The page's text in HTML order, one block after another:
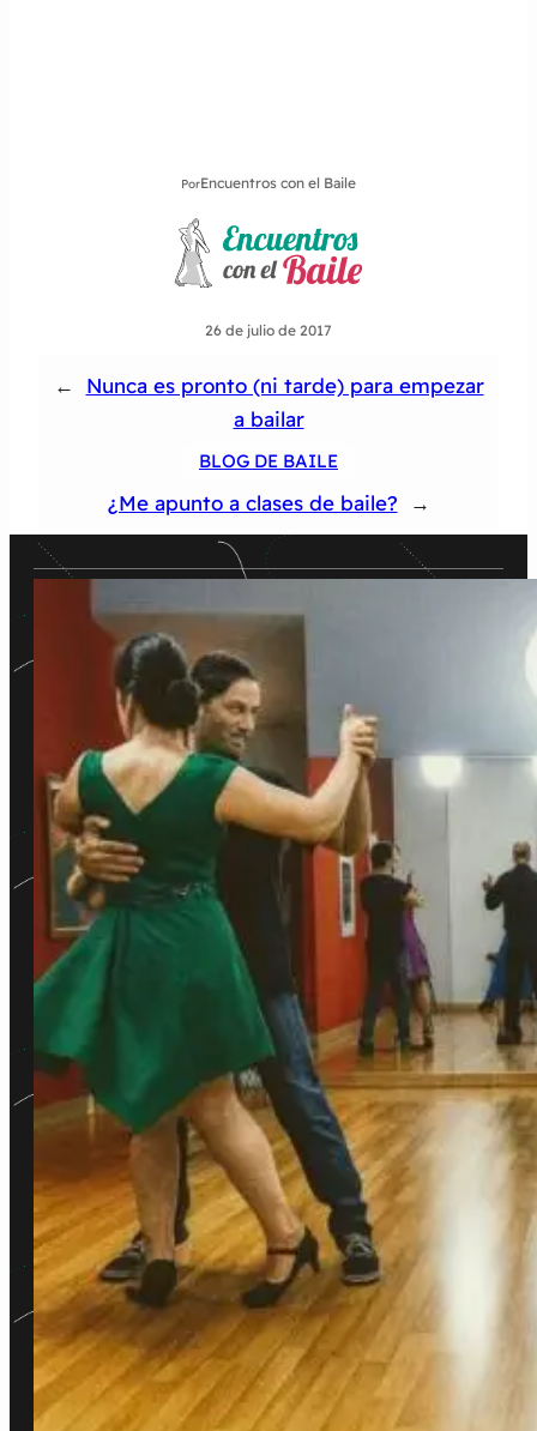
PorEncuentros con el Baile
26 de julio de 2017
←
Nunca es pronto (ni tarde) para empezar
a bailar
BLOG DE BAILE
¿Me apunto a clases de baile? →